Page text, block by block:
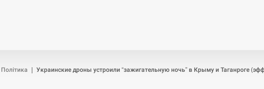
Політика Украинские дроны устроили “зажигательную ночь” в Крыму и Таганроге